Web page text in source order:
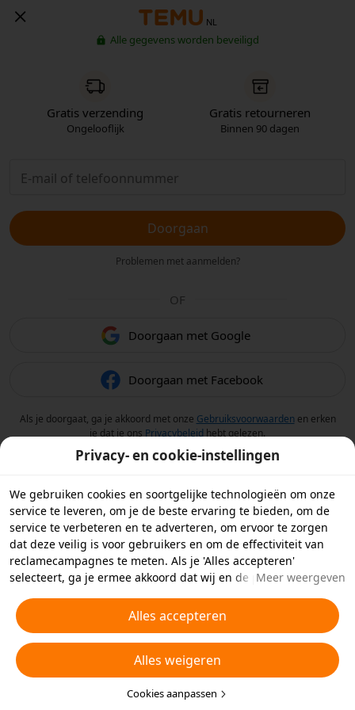
NL
Alle gegevens worden beveiligd
Gratis verzending
Ongelooflijk
Gratis retourneren
Binnen 90 dagen
Doorgaan
Problemen met aanmelden?
OF
Doorgaan met Google
Doorgaan met Facebook
Als je doorgaat, ga je akkoord met onze Gebruiksvoorwaarden en erken
je dat je ons Privacybeleid hebt gelezen.
Privacy- en cookie-instellingen
We gebruiken cookies en soortgelijke technologieën om onze
service te leveren, om je de beste ervaring te bieden, om de
service te verbeteren en te adverteren, om ervoor te zorgen
dat deze veilig is voor gebruikers en om de effectiviteit van
reclamecampagnes te meten. Als je 'Alles accepteren'
selecteert, ga je ermee akkoord dat wij en de partners
technologieën op je apparaat opslaan voor
reclamedoeleinden. Je kunt ook kiezen welke typen cookies je
wilt toestaan of afwijzen door hieronder of in je
privacyinstellingen op 'Cookies aanpassen' te klikken.
Raadpleeg voor meer informatie onsBeleid inzake cookies en
soortgelijke technologieën.
Meer weergeven
Alles accepteren
Alles weigeren
Cookies aanpassen